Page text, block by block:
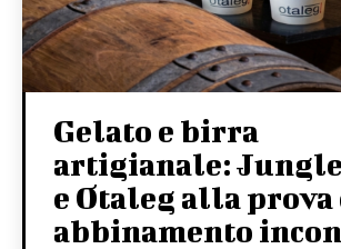
Gelato e birra
artigianale:
e Otaleg alla prova
abbinamento